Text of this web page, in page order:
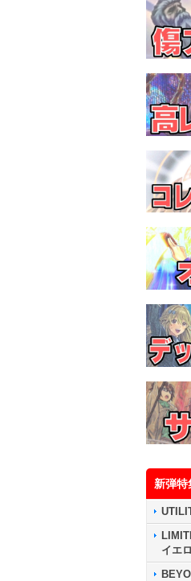
新弾特
イエ